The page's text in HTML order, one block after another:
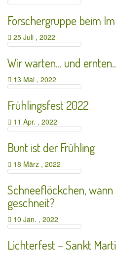
Forschergruppe beim
25 Juli , 2022
Wir warten… und ernten..
13 Mai , 2022
Frühlingsfest 2022
11 Apr. , 2022
Bunt ist der Frühling
18 März , 2022
Schneeflöckchen,
geschneit?
10 Jan. , 2022
Lichterfest – Sankt